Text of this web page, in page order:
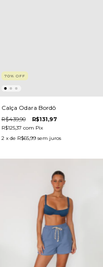
70% OFF
Calça Odara Bordô
R$439,90 R$131,97
R$125,37 com Pix
2 x de R$65,99 sem juros